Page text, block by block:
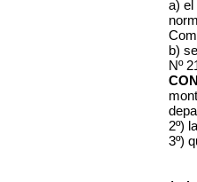
a) el
b)
Nº
2º)
3º)